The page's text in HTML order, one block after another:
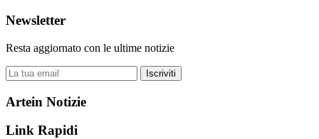
Newsletter
Resta aggiornato con le ultime notizie
Iscriviti
Artein Notizie
Link Rapidi